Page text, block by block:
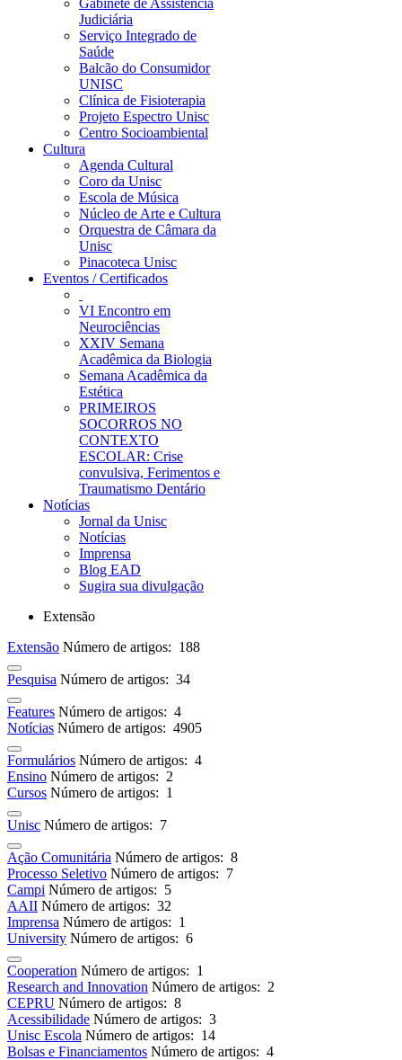
Gabinete de Assistência
Judiciária
Serviço Integrado de
Saúde
Balcão do Consumidor
UNISC
Clínica de Fisioterapia
Projeto Espectro Unisc
Centro Socioambiental
Cultura
Agenda Cultural
Coro da Unisc
Escola de Música
Núcleo de Arte e Cultura
Orquestra de Câmara da
Unisc
Pinacoteca Unisc
Eventos / Certificados
VI Encontro em
Neurociências
XXIV Semana
Acadêmica da Biologia
Semana Acadêmica da
Estética
PRIMEIROS
SOCORROS NO
CONTEXTO
ESCOLAR: Crise
convulsiva, Ferimentos e
Traumatismo Dentário
Notícias
Jornal da Unisc
Notícias
Imprensa
Blog EAD
Sugira sua divulgação
Extensão
Extensão Número de artigos: 188
Pesquisa Número de artigos: 34
Features Número de artigos: 4
Notícias Número de artigos: 4905
Formulários Número de artigos: 4
Ensino Número de artigos: 2
Cursos Número de artigos: 1
Unisc Número de artigos: 7
Ação Comunitária Número de artigos: 8
Processo Seletivo Número de artigos: 7
Campi Número de artigos: 5
AAII Número de artigos: 32
Imprensa Número de artigos: 1
University Número de artigos: 6
Cooperation Número de artigos: 1
Research and Innovation Número de artigos: 2
CEPRU Número de artigos: 8
Acessibilidade Número de artigos: 3
Unisc Escola Número de artigos: 14
Bolsas e Financiamentos Número de artigos: 4